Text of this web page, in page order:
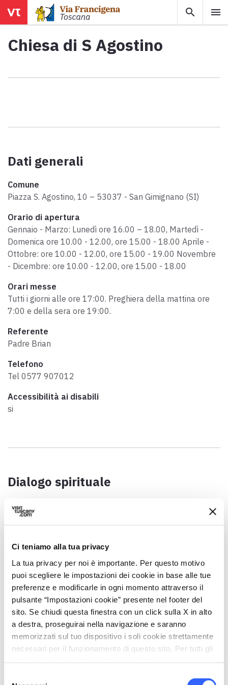
Ci teniamo alla tua privacy
La tua privacy per noi è importante. Per questo motivo
puoi scegliere le impostazioni dei cookie in base alle tue
preferenze e modificarle in ogni momento attraverso il
pulsante “Impostazioni cookie” presente nel footer del
sito. Se chiudi questa finestra con un click sulla X in alto
a destra, proseguirai nella navigazione e saranno
memorizzati sul tuo dispositivo i soli cookie strettamente
necessari per il funzionamento di questo sito. Per tutti gli
search menu
Mappa
Toscana.
Ebook
Scarica l'ebook "Ritratti Sottratti" di Enrico Caracciolo e Paolo
Simoncelli, un viaggio in compagnia di viandanti incontrati lungo
la Via Francigena Toscana.
ITALIANO keyboard_arrow_up
menu close
Chiesa di S Agostino
Dati generali
Comune
Piazza S. Agostino, 10 – 53037 - San Gimignano (SI)
Orario di apertura
Gennaio - Marzo: Lunedì ore 16.00 – 18.00, Martedì -
Domenica ore 10.00 - 12.00, ore 15.00 - 18.00 Aprile -
Ottobre: ore 10.00 - 12.00, ore 15.00 - 19.00 Novembre
- Dicembre: ore 10.00 - 12.00, ore 15.00 - 18.00
Orari messe
Tutti i giorni alle ore 17:00. Preghiera della mattina ore
7:00 e della sera ore 19:00.
Referente
Padre Brian
Telefono
Tel 0577 907012
Accessibilità ai disabili
si
Dialogo spirituale
Referente
Frati del monastero
Piazza S. Agostino, 10 – 53037 - San Gimignano (SI)
Telefono
Tel 0577 907012
Accessibilità ai disabili
si